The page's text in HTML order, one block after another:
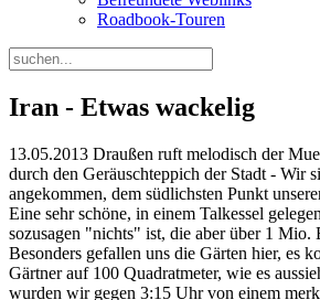
Roadbook-Touren
Iran - Etwas wackelig
13.05.2013 Draußen ruft melodisch der
durch den Geräuschteppich der Stadt - Wir
angekommen, dem südlichsten Punkt
Eine sehr schöne, in einem Talkessel
sozusagen "nichts" ist, die aber über 1 Mio.
Besonders gefallen uns die Gärten hier, es
Gärtner auf 100 Quadratmeter, wie es
wurden wir gegen 3:15 Uhr von einem